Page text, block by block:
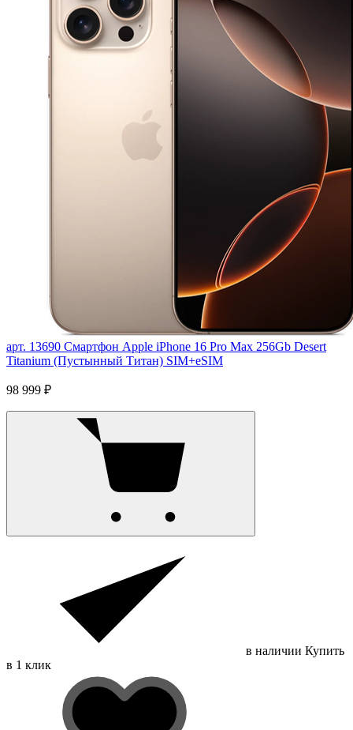
арт. 13690 Смартфон Apple iPhone 16 Pro Max 256Gb Desert
Titanium (Пустынный Титан) SIM+eSIM
98 999 ₽
в наличии Купить
в 1 клик